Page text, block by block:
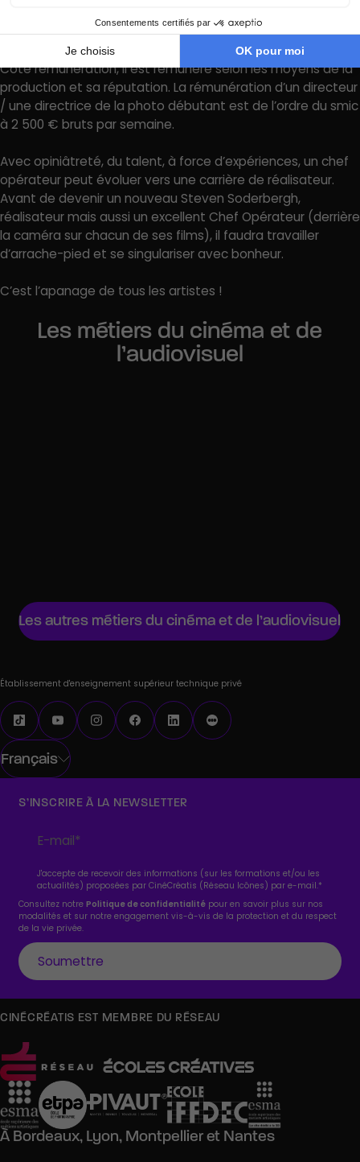
photographie
Côté rémunération, il est rémunéré selon les moyens de la
production et sa réputation. La rémunération d’un directeur
/ une directrice de la photo débutant est de l’ordre du smic
à 2 500 € bruts par semaine.
Avec opiniâtreté, du talent, à force d’expériences, un chef
opérateur peut évoluer vers une carrière de réalisateur.
Avant de devenir un nouveau Steven Soderbergh,
réalisateur mais aussi un excellent Chef Opérateur (derrière
la caméra sur chacun de ses films), il faudra travailler
d’arrache-pied et se singulariser avec bonheur.
C’est l’apanage de tous les artistes !
Les métiers du cinéma et de
l’audiovisuel
Les autres métiers du cinéma et de l’audiovisuel
Établissement d'enseignement supérieur technique privé
Français
S’INSCRIRE À LA NEWSLETTER
J'accepte de recevoir des informations (sur les formations et/ou les
actualités) proposées par CinéCréatis (Réseau Icônes) par e-mail.*
Consultez notrePolitique de confidentialité pour en savoir plus sur nos
modalités et sur notre engagement vis-à-vis de la protection et du respect
de la vie privée.
CINÉCRÉATIS EST MEMBRE DU RÉSEAU
À Bordeaux, Lyon, Montpellieret Nantes